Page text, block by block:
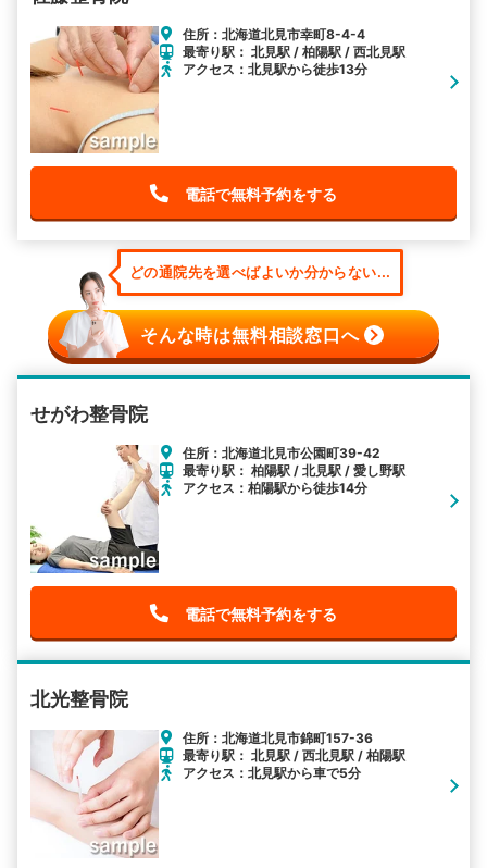
住所：北海道北見市幸町8-4-4
最寄り駅： 北見駅 / 柏陽駅 / 西北見駅
アクセス：北見駅から徒歩13分
電話で無料予約をする
どの通院先を選べばよいか分からない...
そんな時は無料相談窓口へ
せがわ整骨院
住所：北海道北見市公園町39-42
最寄り駅： 柏陽駅 / 北見駅 / 愛し野駅
アクセス：柏陽駅から徒歩14分
電話で無料予約をする
北光整骨院
住所：北海道北見市錦町157-36
最寄り駅： 北見駅 / 西北見駅 / 柏陽駅
アクセス：北見駅から車で5分